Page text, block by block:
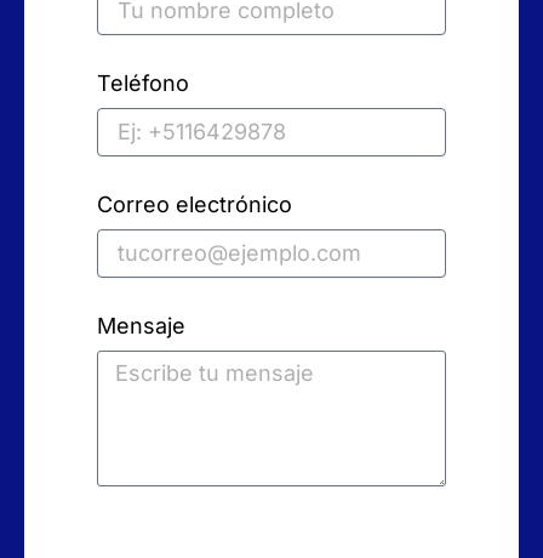
Teléfono
Correo electrónico
Mensaje